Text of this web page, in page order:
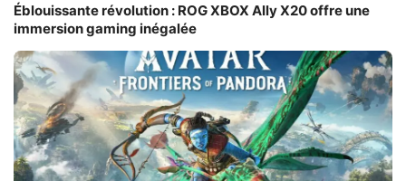
Éblouissante révolution : ROG XBOX Ally X20 offre une
immersion gaming inégalée